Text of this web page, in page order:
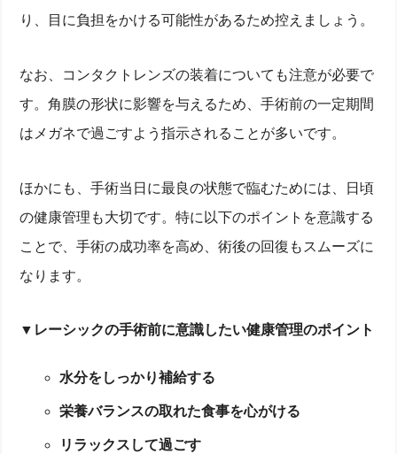
り、目に負担をかける可能性があるため控えましょう。
なお、コンタクトレンズの装着についても注意が必要で
す。角膜の形状に影響を与えるため、手術前の一定期間
はメガネで過ごすよう指示されることが多いです。
ほかにも、手術当日に最良の状態で臨むためには、日頃
の健康管理も大切です。特に以下のポイントを意識する
ことで、手術の成功率を高め、術後の回復もスムーズに
なります。
▼レーシックの手術前に意識したい健康管理のポイント
水分をしっかり補給する
栄養バランスの取れた食事を心がける
リラックスして過ごす